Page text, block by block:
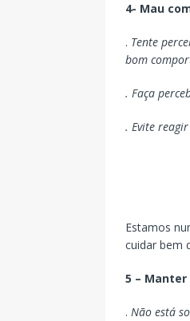
4- Mau
. Tente
bom
. Faça
. Evite
Estamos
cuidar bem
5 – Manter
. Não está